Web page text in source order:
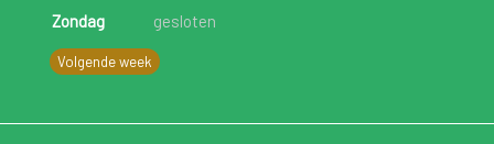
Zondag
gesloten
Volgende week